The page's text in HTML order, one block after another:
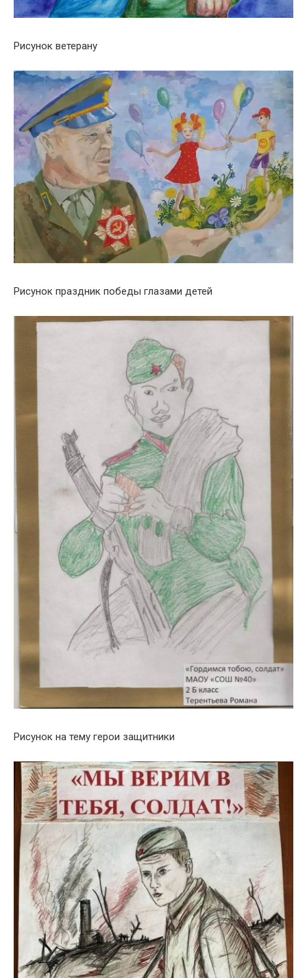
Рисунок ветерану
Рисунок праздник победы глазами детей
Рисунок на тему герои защитники